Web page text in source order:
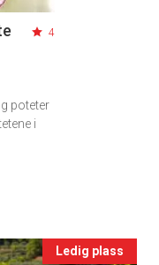
4
poteter
i
Ledig plass